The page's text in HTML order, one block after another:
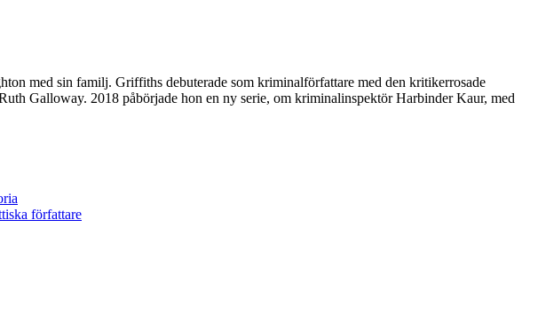
med sin familj. Griffiths debuterade som kriminalförfattare med den kritikerrosade
Galloway. 2018 påbörjade hon en ny serie, om kriminalinspektör Harbinder Kaur, med